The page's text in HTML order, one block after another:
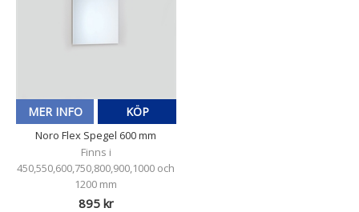
MER INFO KÖP
Noro Flex Spegel 600 mm
Finns i
450,550,600,750,800,900,1000 och
1200 mm
895 kr